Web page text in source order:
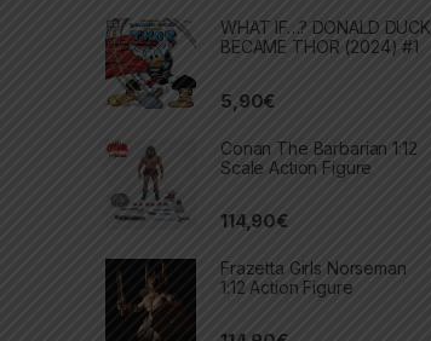
WHAT IF…? DONALD DUCK
BECAME THOR (2024) #1
5,90€
Conan The Barbarian 1:12
Scale Action Figure
114,90€
Frazetta Girls Norseman
1:12 Action Figure